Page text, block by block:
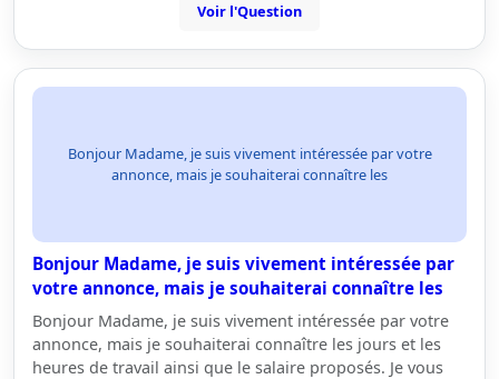
Voir l'Question
Bonjour Madame, je suis vivement intéressée par votre
annonce, mais je souhaiterai connaître les
Bonjour Madame, je suis vivement intéressée par
votre annonce, mais je souhaiterai connaître les
Bonjour Madame, je suis vivement intéressée par votre
annonce, mais je souhaiterai connaître les jours et les
heures de travail ainsi que le salaire proposés. Je vous